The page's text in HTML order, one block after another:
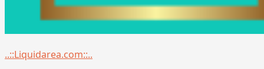
Menu
..::Liquidarea.com::..